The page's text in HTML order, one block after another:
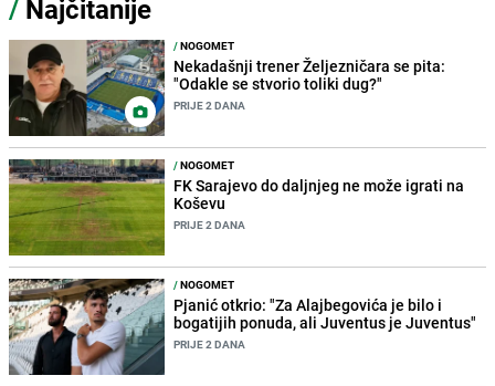
/ Najčitanije
/NOGOMET
Nekadašnji trener Željezničara se pita:
"Odakle se stvorio toliki dug?"
PRIJE 2 DANA
/NOGOMET
FK Sarajevo do daljnjeg ne može igrati na
Koševu
PRIJE 2 DANA
/NOGOMET
Pjanić otkrio: "Za Alajbegovića je bilo i
bogatijih ponuda, ali Juventus je Juventus"
PRIJE 2 DANA